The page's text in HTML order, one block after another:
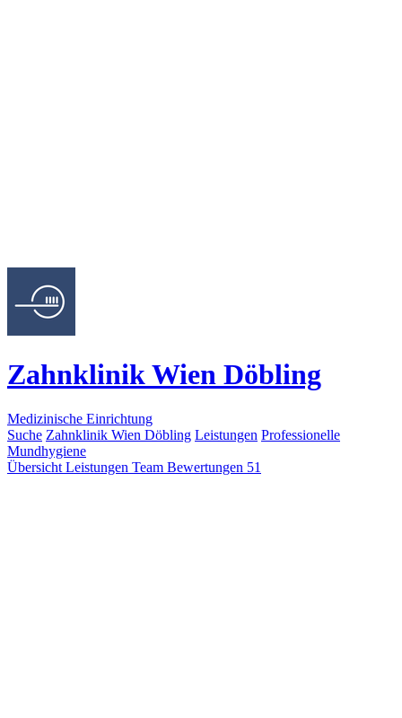
Zahnklinik Wien Döbling
Medizinische Einrichtung
Suche Zahnklinik Wien Döbling Leistungen Professionelle
Mundhygiene
Übersicht Leistungen Team Bewertungen 51